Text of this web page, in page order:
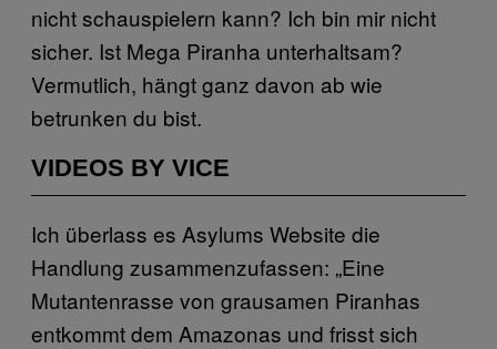
nicht schauspielern kann? Ich bin mir nicht
sicher. Ist Mega Piranha unterhaltsam?
Vermutlich, hängt ganz davon ab wie
betrunken du bist.
VIDEOS BY VICE
Ich überlass es Asylums Website die
Handlung zusammenzufassen: „Eine
Mutantenrasse von grausamen Piranhas
entkommt dem Amazonas und frisst sich